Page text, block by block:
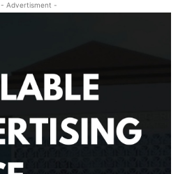
- Advertisment -